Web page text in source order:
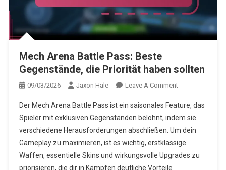
Mech Arena Battle Pass: Beste
Gegenstände, die Priorität haben sollten
09/03/2026 Jaxon Hale Leave A CommentOn
Arena
Battle
Pass:
Beste
Gegenstände,
Der Mech Arena Battle Pass ist ein saisonales Feature, das
Spieler mit exklusiven Gegenständen belohnt, indem sie
verschiedene Herausforderungen abschließen. Um dein
Gameplay zu maximieren, ist es wichtig, erstklassige
Waffen, essentielle Skins und wirkungsvolle Upgrades zu
priorisieren, die dir in Kämpfen deutliche Vorteile